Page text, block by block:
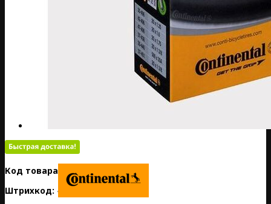
Код товара:
PL01-CO0181211
Штрихкод: 4019238556339